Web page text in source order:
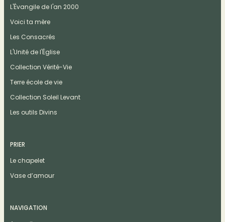
L'Évangile de l'an 2000
Voici ta mère
Les Consacrés
L'Unité de l'Église
Collection Vérité-Vie
Terre école de vie
Collection Soleil Levant
Les outils Divins
PRIER
Le chapelet
Vase d’amour
NAVIGATION